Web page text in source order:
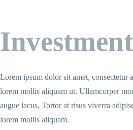
Lorem ipsum dolor sit amet, consectetur
lorem mollis aliquam ut. Ullamcorper
augue lacus. Tortor at risus viverra
lorem mollis aliquam.